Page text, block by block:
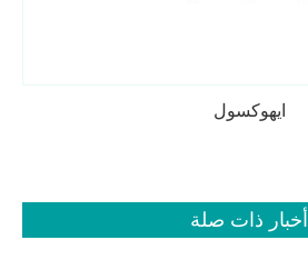
ايهوكسول
أخبار ذات صلة